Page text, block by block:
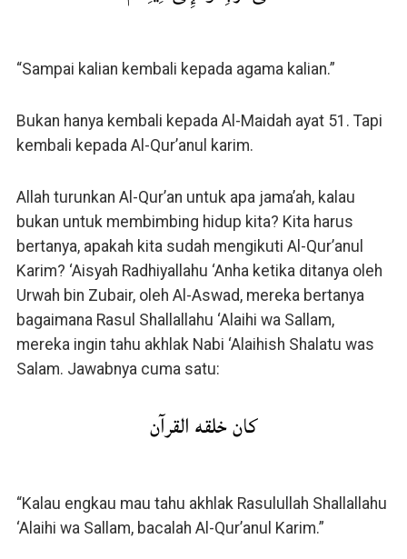
“Sampai kalian kembali kepada agama kalian.”
Bukan hanya kembali kepada Al-Maidah ayat 51. Tapi
kembali kepada Al-Qur’anul karim.
Allah turunkan Al-Qur’an untuk apa jama’ah, kalau
bukan untuk membimbing hidup kita? Kita harus
bertanya, apakah kita sudah mengikuti Al-Qur’anul
Karim? ‘Aisyah Radhiyallahu ‘Anha ketika ditanya oleh
Urwah bin Zubair, oleh Al-Aswad, mereka bertanya
bagaimana Rasul Shallallahu ‘Alaihi wa Sallam,
mereka ingin tahu akhlak Nabi ‘Alaihish Shalatu was
Salam. Jawabnya cuma satu:
كان خلقه القرآن
“Kalau engkau mau tahu akhlak Rasulullah Shallallahu
‘Alaihi wa Sallam, bacalah Al-Qur’anul Karim.”